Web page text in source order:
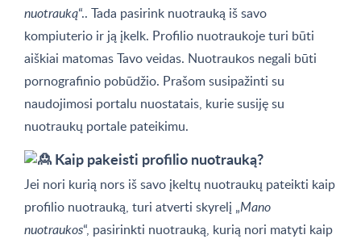
nuotrauką“.. Tada pasirink nuotrauką iš savo
kompiuterio ir ją įkelk. Profilio nuotraukoje turi būti
aiškiai matomas Tavo veidas. Nuotraukos negali būti
pornografinio pobūdžio. Prašom susipažinti su
naudojimosi portalu nuostatais, kurie susiję su
nuotraukų portale pateikimu.
Kaip pakeisti profilio nuotrauką?
Jei nori kurią nors iš savo įkeltų nuotraukų pateikti kaip
profilio nuotrauką, turi atverti skyrelį „Mano
nuotraukos“, pasirinkti nuotrauką, kurią nori matyti kaip